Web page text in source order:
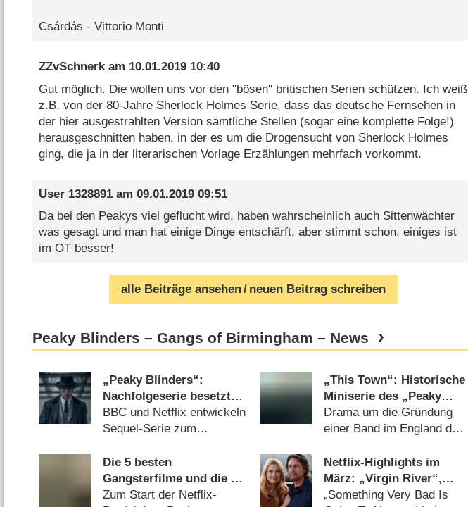
Csárdás - Vittorio Monti
ZZvSchnerkam 10.01.2019 10:40
Gut möglich. Die wollen uns vor den "bösen" britischen Serien schützen. Ich weiß
z.B. von der 80-Jahre Sherlock Holmes Serie, dass das deutsche Fernsehen in
der hier ausgestrahlten Version sämtliche Stellen (sogar eine komplette Folge!)
herausgeschnitten haben, in der es um die Drogensucht von Sherlock Holmes
ging, die ja in der literarischen Vorlage Erzählungen mehrfach vorkommt.
User 1328891am 09.01.2019 09:51
Da bei den Peakys viel geflucht wird, haben wahrscheinlich auch Sittenwächter
was gesagt und man hat einige Dinge entschärft, aber stimmt schon, einiges ist
im OT besser!
alle Beiträge ansehen/ neuen Beitrag schreiben
Peaky Blinders – Gangs of Birmingham – News
„Peaky Blinders“:
Nachfolgeserie besetzt
Duke Shelby erneut um
BBC und Netflix entwickeln
Sequel-Serie zum
„This Town“: Historische
Miniserie des „Peaky
Blinders“-Schöpfers
feiert überraschend
Drama um die Gründung
einer Band im England der
Die 5 besten
Gangsterfilme und die 5
besten Gangsterserien
Zum Start der Netflix-
Netflix-Highlights im
März: „Virgin River“,
„One Piece“, „Vladimir“
„Something Very Bad Is